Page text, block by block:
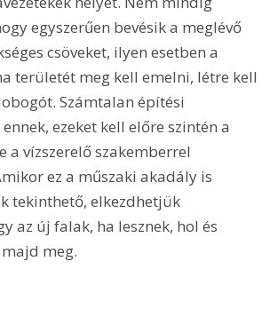
egyszerűen bevésik a meglévő
csöveket, ilyen esetben a
területét meg kell emelni, létre kell
Számtalan építési
ezeket kell előre szintén a
a vízszerelő szakemberrel
ez a műszaki akadály is
tekinthető, elkezdhetjük
az új falak, ha lesznek, hol és
meg.